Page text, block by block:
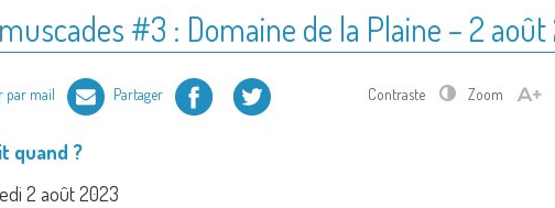
#3 : Domaine de la Plaine – 2
par mail Partager Facebook Twitter Contraste Zoom
quand ?
2 août 2023